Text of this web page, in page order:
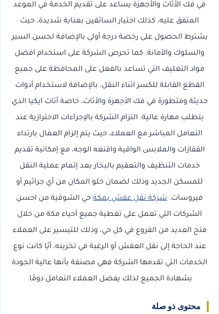
في فك الأثاث والأجهزة يساعد على تقديم الخدمة في الموعد
المتفق عليه، كذلك اختيار السائقين بعناية شديدة، حيث
يشترط الحصول على رخصة درجة أولى بالإضافة لحسن السير
والسلوك والأمانة. كما تحرص الشركة على استخدام افضل
مواد التغليف التي تساعد بالفعل على المحافظة على جميع
القطع القابلة للكسر اثناء النقل، بالإضافة لاستخدام أدوات
حديثة ومتطورة في فك الأجهزة والأثاث، خاصة أثاث ايكيا الذي
يتطلب مهارة عالية. التزام الشركة بالإجراءات الاحترازية عند
التعامل المباشر مع العملاء، حيث يتم إلزام العمال بارتداء
القفازات والملابس الواقية واقنعه الوجه، مع إمكانية تقديم
خدمات التنظيف والتعقيم بالبخار بعد إتمام عملية النقل
للمسكن الجديد وذلك لضمان خلو المكان من أي جراثيم أو
فيروسات. شركة نقل عفش بمكة حي الشوقية من احسن
الشركات التي تعمل على تغطية جميع أحياء مكة من خلال
فتح العديد من الفروع في كل حي، وذلك للتيسير على العملاء
عند الحاجة إلى نقل العفش أو الرغبة في تخزينه، أيًا كانت نوع
الخدمات التي تقدمها الشركة فهي مصنفة بأنها عالية الجودة
بشهادة الجميع لذلك يفضل العملاء التعامل دومًا.
محتوى ذو صلة